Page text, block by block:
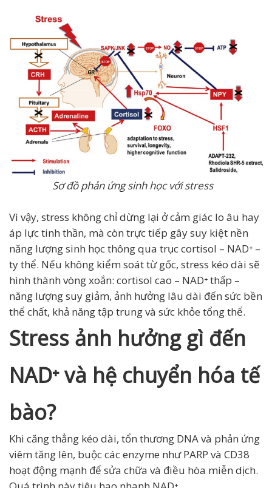
Sơ đồ phản ứng sinh học với stress
Vì vậy, stress không chỉ dừng lại ở cảm giác lo âu hay
áp lực tinh thần, mà còn trực tiếp gây suy kiệt nền
năng lượng sinh học thông qua trục cortisol – NAD⁺ –
ty thể. Nếu không kiểm soát từ gốc, stress kéo dài sẽ
hình thành vòng xoắn: cortisol cao – NAD⁺ thấp –
năng lượng suy giảm, ảnh hưởng lâu dài đến sức bền
thể chất, khả năng tập trung và sức khỏe tổng thể.
Stress ảnh hưởng gì đến
NAD⁺ và hệ chuyển hóa tế
bào?
Khi căng thẳng kéo dài, tổn thương DNA và phản ứng
viêm tăng lên, buộc các enzyme như PARP và CD38
hoạt động mạnh để sửa chữa và điều hòa miễn dịch.